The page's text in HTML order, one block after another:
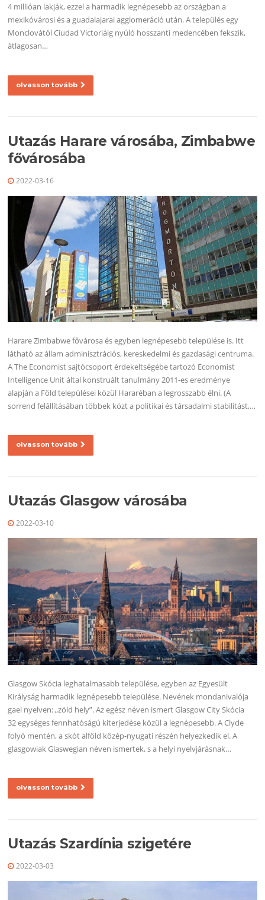
4 millióan lakják, ezzel a harmadik legnépesebb az országban a
mexikóvárosi és a guadalajarai agglomeráció után. A település egy
Monclovától Ciudad Victoriáig nyúló hosszanti medencében fekszik,
átlagosan…
olvasson tovább
Utazás Harare városába, Zimbabwe
fővárosába
2022-03-16
Harare Zimbabwe fővárosa és egyben legnépesebb települése is. Itt
látható az állam adminisztrációs, kereskedelmi és gazdasági centruma.
A The Economist sajtócsoport érdekeltségébe tartozó Economist
Intelligence Unit által konstruált tanulmány 2011-es eredménye
alapján a Föld települései közül Hararéban a legrosszabb élni. (A
sorrend felállításában többek közt a politikai és társadalmi stabilitást,…
olvasson tovább
Utazás Glasgow városába
2022-03-10
Glasgow Skócia leghatalmasabb települése, egyben az Egyesült
Királyság harmadik legnépesebb települése. Nevének mondanivalója
gael nyelven: „zöld hely”. Az egész néven ismert Glasgow City Skócia
32 egységes fennhatóságú kiterjedése közül a legnépesebb. A Clyde
folyó mentén, a skót alföld közép-nyugati részén helyezkedik el. A
glasgowiak Glaswegian néven ismertek, s a helyi nyelvjárásnak…
olvasson tovább
Utazás Szardínia szigetére
2022-03-03